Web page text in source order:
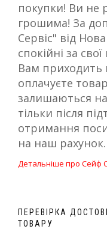
покупки! Ви не
грошима! За
Сервіс" від
спокійні за
Вам приходить
оплачуєте
залишаються
тільки після
отримання
на наш рахунок.
Детальніше про Сейф
ПЕРЕВІРКА
ТОВАРУ